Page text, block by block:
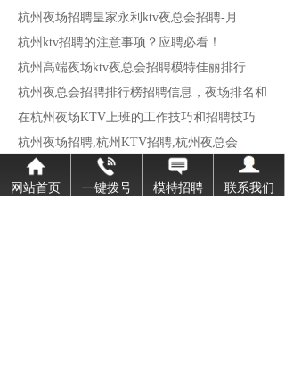
杭州夜场招聘皇家永利ktv夜总会招聘-月
杭州ktv招聘的注意事项？应聘必看！
杭州高端夜场ktv夜总会招聘模特佳丽排行
杭州夜总会招聘排行榜招聘信息，夜场排名和
在杭州夜场KTV上班的工作技巧和招聘技巧
杭州夜场招聘,杭州KTV招聘,杭州夜总会
杭州高端商务KTV直招聘普通模特日薪30
网站首页 一键拨号 模特招聘 联系我们